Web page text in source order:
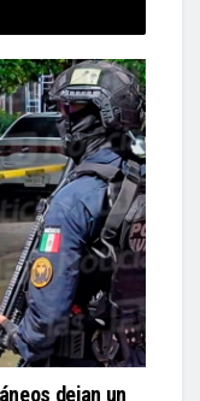
dejan un